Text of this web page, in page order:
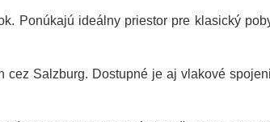
Ponúkajú ideálny priestor pre klasický
Salzburg. Dostupné je aj vlakové